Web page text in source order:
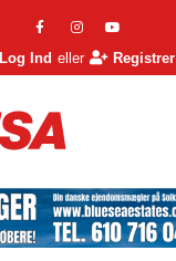
Log Ind eller Registrer